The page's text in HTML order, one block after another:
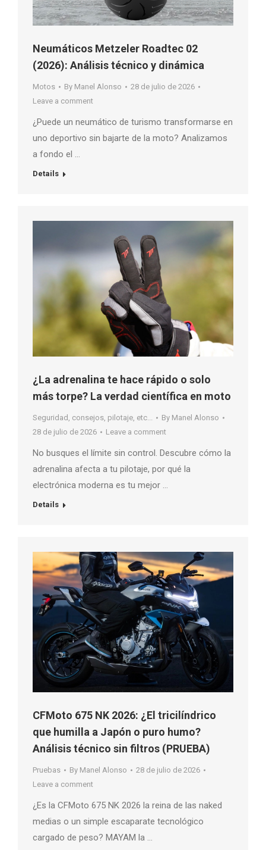
Neumáticos Metzeler Roadtec 02
(2026): Análisis técnico y dinámica
Motos By Manel Alonso
28 de julio de 2026
Leave a comment
¿Puede un neumático de turismo transformarse en
uno deportivo sin bajarte de la moto? Analizamos
a fondo el …
Details
¿La adrenalina te hace rápido o solo
más torpe? La verdad científica en moto
Seguridad, consejos, pilotaje, etc... By Manel Alonso
28 de julio de 2026
Leave a comment
No busques el límite sin control. Descubre cómo la
adrenalina afecta a tu pilotaje, por qué la
electrónica moderna es tu mejor …
Details
CFMoto 675 NK 2026: ¿El tricilíndrico
que humilla a Japón o puro humo?
Análisis técnico sin filtros (PRUEBA)
Pruebas By Manel Alonso
28 de julio de 2026
Leave a comment
¿Es la CFMoto 675 NK 2026 la reina de las naked
medias o un simple escaparate tecnológico
cargado de peso? MAYAM la …